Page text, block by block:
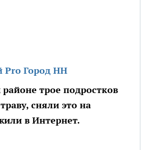
Pro Город НН
трое подростков
сняли это на
в Интернет.